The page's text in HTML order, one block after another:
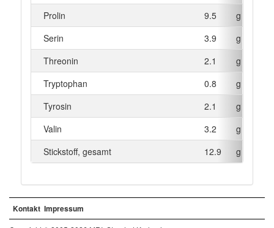
Prolin
9.5
g
Serin
3.9
g
Threonin
2.1
g
Tryptophan
0.8
g
Tyrosin
2.1
g
Valin
3.2
g
Stickstoff, gesamt
12.9 g
Kontakt Impressum